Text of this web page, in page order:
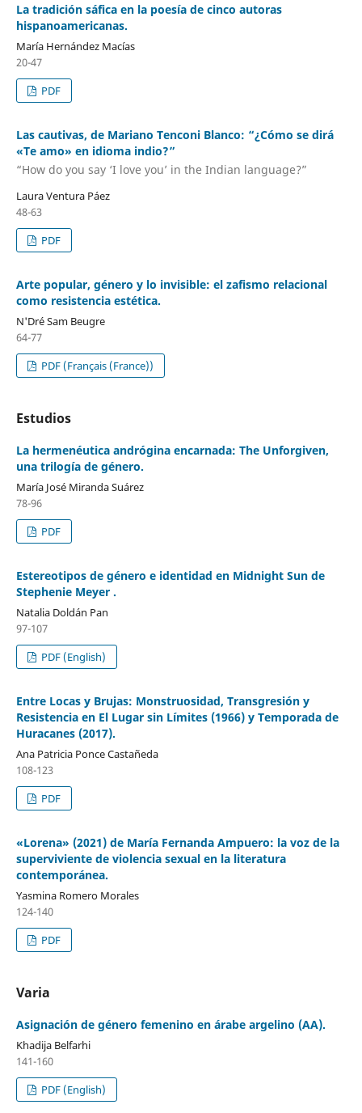
La tradición sáfica en la poesía de cinco autoras
hispanoamericanas.
María Hernández Macías
20-47
PDF
Las cautivas, de Mariano Tenconi Blanco: “¿Cómo se dirá
«Te amo» en idioma indio?”
“How do you say ‘I love you’ in the Indian language?”
Laura Ventura Páez
48-63
PDF
Arte popular, género y lo invisible: el zafismo relacional
como resistencia estética.
N'Dré Sam Beugre
64-77
PDF (Français (France))
Estudios
La hermenéutica andrógina encarnada: The Unforgiven,
una trilogía de género.
María José Miranda Suárez
78-96
PDF
Estereotipos de género e identidad en Midnight Sun de
Stephenie Meyer .
Natalia Doldán Pan
97-107
PDF (English)
Entre Locas y Brujas: Monstruosidad, Transgresión y
Resistencia en El Lugar sin Límites (1966) y Temporada de
Huracanes (2017).
Ana Patricia Ponce Castañeda
108-123
PDF
«Lorena» (2021) de María Fernanda Ampuero: la voz de la
superviviente de violencia sexual en la literatura
contemporánea.
Yasmina Romero Morales
124-140
PDF
Varia
Asignación de género femenino en árabe argelino (AA).
Khadija Belfarhi
141-160
PDF (English)